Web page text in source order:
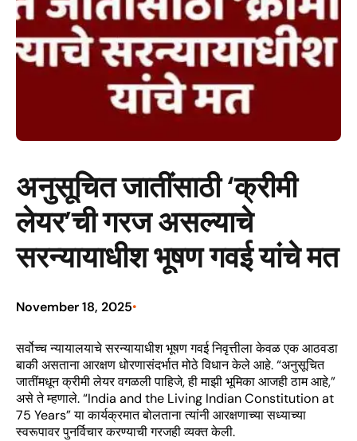
अनुसूचित जातींसाठी ‘क्रीमी
लेयर’ची गरज असल्याचे
सरन्यायाधीश भूषण गवई यांचे मत
November 18, 2025•
सर्वोच्च न्यायालयाचे सरन्यायाधीश भूषण गवई निवृत्तीला केवळ एक आठवडा
बाकी असताना आरक्षण धोरणासंदर्भात मोठे विधान केले आहे. “अनुसूचित
जातींमधून क्रीमी लेयर वगळली पाहिजे, ही माझी भूमिका आजही ठाम आहे,”
असे ते म्हणाले. “India and the Living Indian Constitution at
75 Years” या कार्यक्रमात बोलताना त्यांनी आरक्षणाच्या सध्याच्या
स्वरूपावर पुनर्विचार करण्याची गरजही व्यक्त केली.